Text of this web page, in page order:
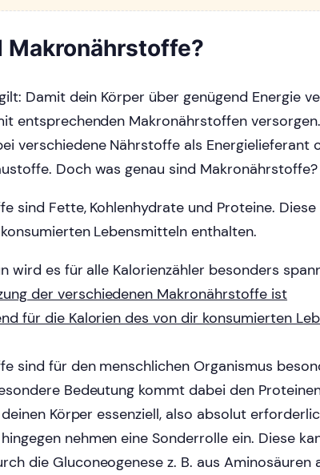
Makronährstoffe?
Damit dein Körper über genügend Energie
entsprechenden Makronährstoffen
verschiedene Nährstoffe als Energielieferant
Doch was genau sind Makronährstoffe?
sind Fette, Kohlenhydrate und Proteine.
Lebensmitteln enthalten.
wird es für alle Kalorienzähler besonders
der verschiedenen Makronährstoffe ist
für die Kalorien des von dir konsumierten
sind für den menschlichen Organismus
Bedeutung kommt dabei den
Körper essenziell, also absolut
nehmen eine Sonderrolle ein. Diese
die Gluconeogenese z. B. aus Aminosäuren